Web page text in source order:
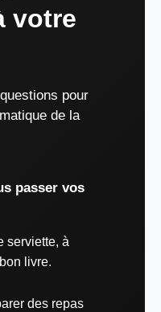
votre
pour
de la
passer vos
serviette, à
livre.
des repas